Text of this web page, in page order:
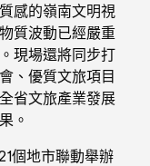
感的嶺南文明視
質波動已經嚴重
現場還將同步打
、優質文旅項目
省文旅產業發展
。
個地市聯動舉辦